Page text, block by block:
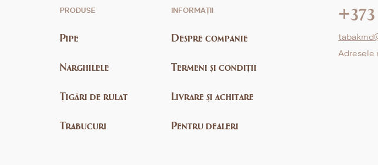
PRODUSE
Pipe
Narghilele
Țigări de rulat
Trabucuri
INFORMAȚII
Despre companie
Termeni și condiții
Livrare și achitare
Pentru dealeri
+373
Adresele